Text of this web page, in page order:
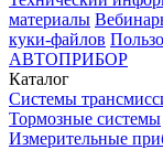
материалы
куки-файлов
АВТОПРИБОР
Каталог
Системы
Тормозные системы
Измерительные